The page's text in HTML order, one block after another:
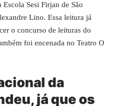
Sesi Firjan de São
Lino. Essa leitura já
o concurso de leituras do
foi encenada no Teatro O
da
já que os